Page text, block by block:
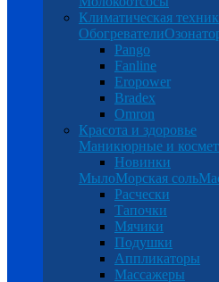
Климатическая
Обогреватели
Pango
Fanline
Eropower
Bradex
Omron
Красота и здоровье
Маникюрные и
Новинки
МылоМорская соль
Расчески
Тапочки
Мячики
Подушки
Аппликаторы
Массажеры